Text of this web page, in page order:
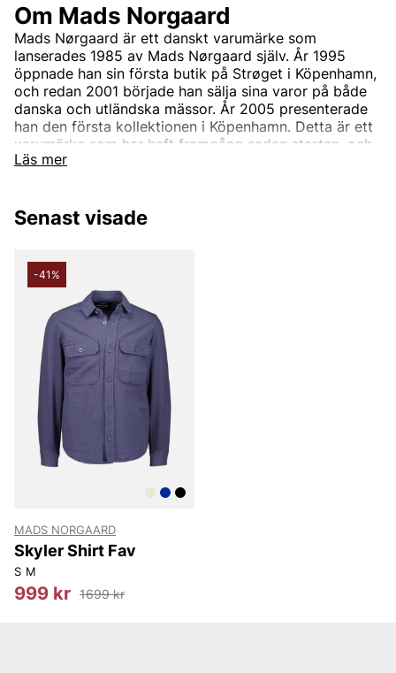
Läs mer
Om Mads Norgaard
Mads Nørgaard är ett danskt varumärke som
lanserades 1985 av Mads Nørgaard själv. År 1995
öppnade han sin första butik på Strøget i Köpenhamn,
och redan 2001 började han sälja sina varor på både
danska och utländska mässor. År 2005 presenterade
han den första kollektionen i Köpenhamn. Detta är ett
varumärke som har haft framgång sedan starten, och
blir bara större och större. De klassiska baselementen
m.m. över allt. Det började i Köpenhamn, men är idag i
Andra populära varumärken:
NN07
Björn Borg
Replay
Oscar Jacobson
Senast visade
-41%
MADS NORGAARD
Skyler Shirt Fav
S M
999 kr 1699 kr